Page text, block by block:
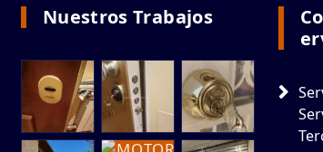
Nuestros Trabajos